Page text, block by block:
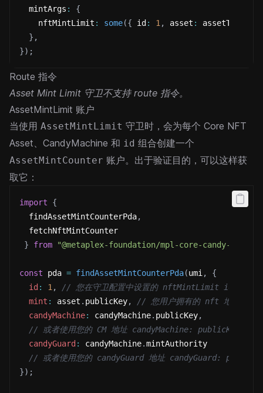
  mintArgs
:
{
    nftMintLimit
: some({ id : 1 , asset :
assetToVerify
} ,
}) ;
Route 指令
Asset Mint Limit 守卫不支持 route 指令。
AssetMintLimit 账户
当使用 AssetMintLimit 守卫时，会为每个 Core NFT
Asset、CandyMachine 和 id 组合创建一个
AssetMintCounter 账户。出于验证目的，可以这样获
取它：
import
{
  findAssetMintCounterPda
,
  fetchNftMintCounter
}
from "@metaplex-foundation/mpl-core-candy-
const pda = findAssetMintCounterPda(umi ,
{
id : 1 ,
// 您在守卫配置中设置的 nftMintLimit id
mint : asset . publicKey,
// 您用户拥有的 nft 地址
candyMachine: candyMachine. publicKey,
// 或者使用您的 CM 地址 candyMachine:
candyGuard : candyMachine.mintAuthority
// 或者使用您的 candyGuard 地址 candyGuard:
}) ;